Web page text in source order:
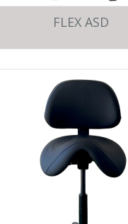
FLEX ASD